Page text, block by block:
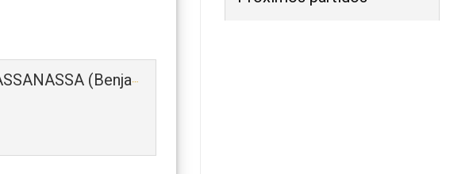
CDB SIA MASSANASSA (Benjamín) 2021